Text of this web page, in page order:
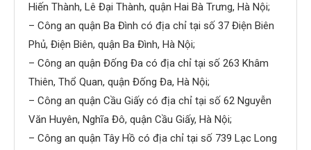
Hiến Thành, Lê Đại Thành, quận Hai Bà Trưng, Hà Nội;
– Công an quận Ba Đình có địa chỉ tại số 37 Điện Biên
Phủ, Điện Biên, quận Ba Đình, Hà Nội;
– Công an quận Đống Đa có địa chỉ tại số 263 Khâm
Thiên, Thổ Quan, quận Đống Đa, Hà Nội;
– Công an quận Cầu Giấy có địa chỉ tại số 62 Nguyễn
Văn Huyên, Nghĩa Đô, quận Cầu Giấy, Hà Nội;
– Công an quận Tây Hồ có địa chỉ tại số 739 Lạc Long